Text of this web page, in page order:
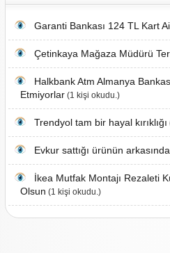
Garanti Bankası 124 TL Kart
Çetinkaya Mağaza Müdürü
Halkbank Atm Almanya
Etmiyorlar(1 kişi okudu.)
Trendyol tam bir hayal kırıklığı
Evkur sattığı ürünün
İkea Mutfak Montajı Rezaleti
Olsun (1 kişi okudu.)